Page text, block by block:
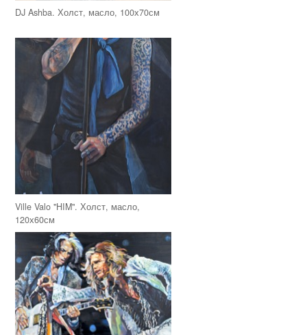
DJ Ashba. Холст, масло, 100х70см
Ville Valo "HIM". Холст, масло,
120х60см